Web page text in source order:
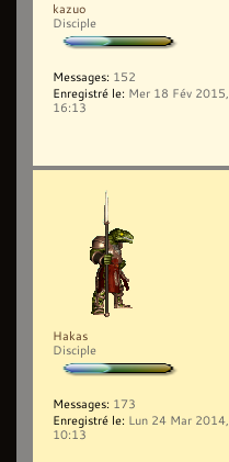
kazuo
Disciple
Messages: 152
Enregistré le: Mer 18 Fév 2015,
16:13
Hakas
Disciple
Messages: 173
Enregistré le: Lun 24 Mar 2014,
10:13